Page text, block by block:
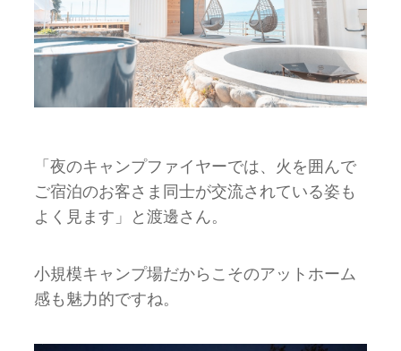
「夜のキャンプファイヤーでは、火を囲んで
ご宿泊のお客さま同士が交流されている姿も
よく見ます」と渡邊さん。
小規模キャンプ場だからこそのアットホーム
感も魅力的ですね。